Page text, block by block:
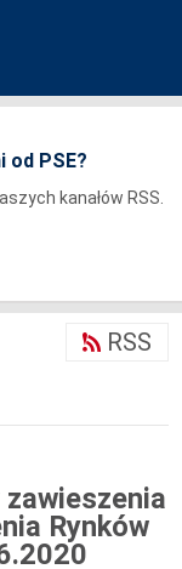
od PSE?
kanałów RSS.
RSS
Rynków